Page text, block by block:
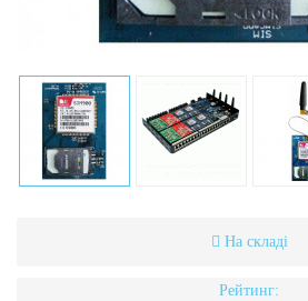
На складі
Рейтинг: